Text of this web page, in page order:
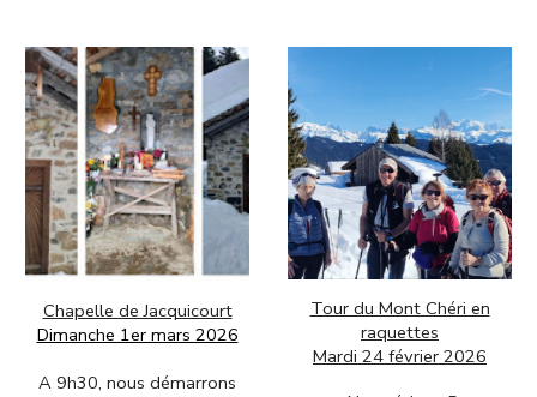
Chapelle de Jacquicourt
Dimanche 1er mars 2026
A 9h30, nous démarrons
Tour du Mont Chéri en
raquettes
Mardi 24 février 2026